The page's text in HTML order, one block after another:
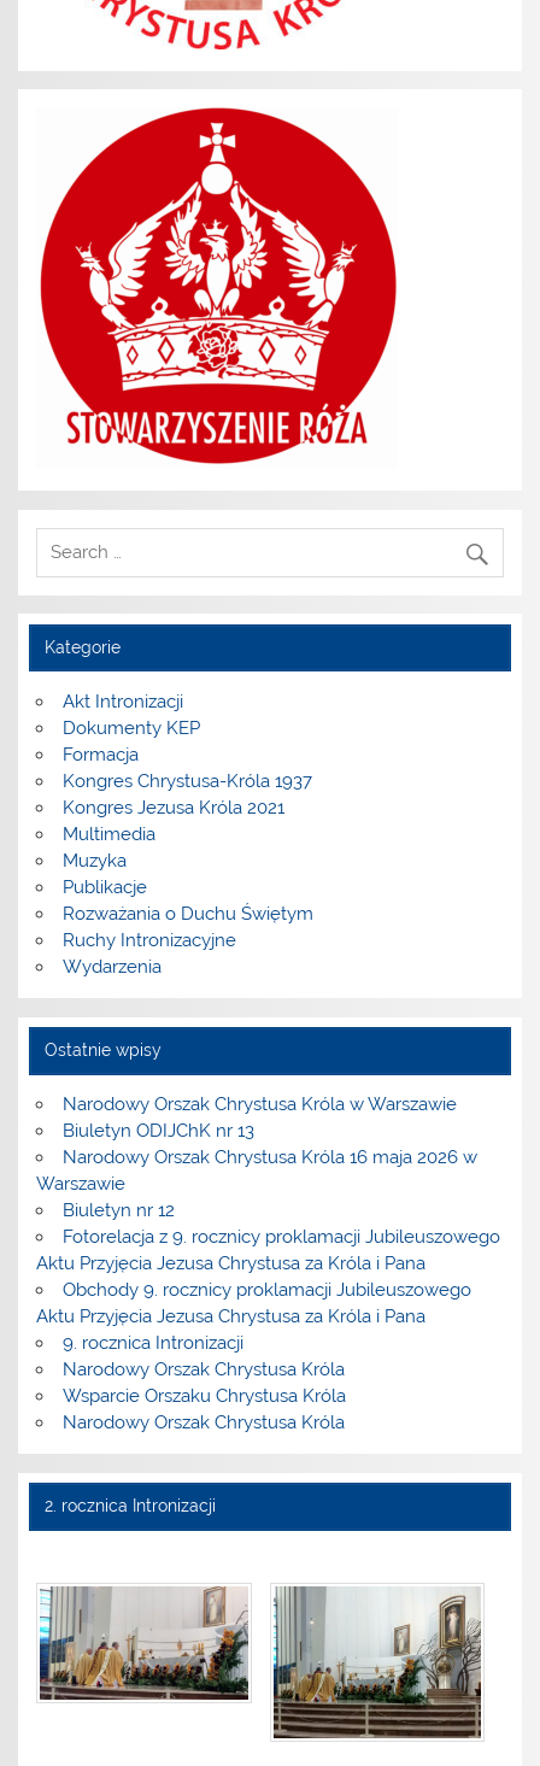
Kategorie
Akt Intronizacji
Dokumenty KEP
Formacja
Kongres Chrystusa-Króla 1937
Kongres Jezusa Króla 2021
Multimedia
Muzyka
Publikacje
Rozważania o Duchu Świętym
Ruchy Intronizacyjne
Wydarzenia
Ostatnie wpisy
Narodowy Orszak Chrystusa Króla w Warszawie
Biuletyn ODIJChK nr 13
Narodowy Orszak Chrystusa Króla 16 maja 2026 w
Warszawie
Biuletyn nr 12
Fotorelacja z 9. rocznicy proklamacji Jubileuszowego
Aktu Przyjęcia Jezusa Chrystusa za Króla i Pana
Obchody 9. rocznicy proklamacji Jubileuszowego
Aktu Przyjęcia Jezusa Chrystusa za Króla i Pana
9. rocznica Intronizacji
Narodowy Orszak Chrystusa Króla
Wsparcie Orszaku Chrystusa Króla
Narodowy Orszak Chrystusa Króla
2. rocznica Intronizacji